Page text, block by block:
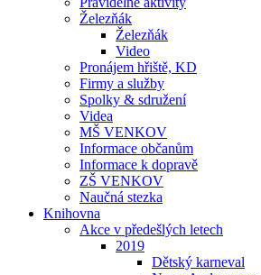
Železňák
Železňák
Video
Pronájem hřiště, KD
Firmy a služby
Spolky & sdružení
Videa
MŠ VENKOV
Informace občanům
Informace k dopravě
ZŠ VENKOV
Naučná stezka
Knihovna
Akce v předešlých letech
2019
Dětský karneval